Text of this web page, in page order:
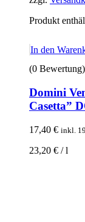
Produkt
In den
(0 Bewertung)
Domini
Casetta”
17,40 € inkl.
23,20 € /l